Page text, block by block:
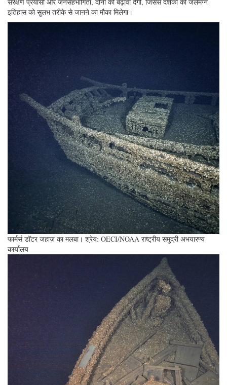
संरक्षण प्रयासों और जनसहभागिता, दोनों को बढ़ावा देंगी, जिससे दर्शकों को जलमग्न
इतिहास को सुलभ तरीके से जानने का मौका मिलेगा।
फार्मर्स डॉटर जहाज़ का मलबा। श्रेय: OECI/NOAA राष्ट्रीय समुद्री अभयारण्य
कार्यालय